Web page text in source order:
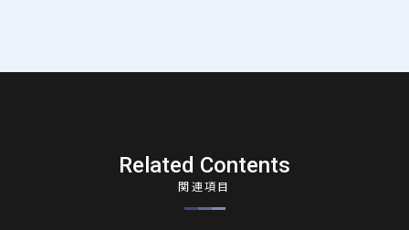
Related Contents
関連項目